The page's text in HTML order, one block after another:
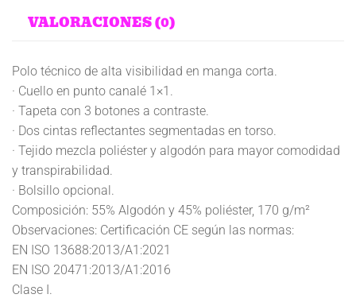
VALORACIONES (0)
Polo técnico de alta visibilidad en manga corta.
· Cuello en punto canalé 1×1.
· Tapeta con 3 botones a contraste.
· Dos cintas reflectantes segmentadas en torso.
· Tejido mezcla poliéster y algodón para mayor comodidad
y transpirabilidad.
· Bolsillo opcional.
Composición: 55% Algodón y 45% poliéster, 170 g/m²
Observaciones: Certificación CE según las normas:
EN ISO 13688:2013/A1:2021
EN ISO 20471:2013/A1:2016
Clase I.